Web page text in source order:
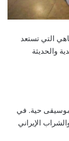
التي تستعد
والحديثة
موسيقى حية. في
الإيراني